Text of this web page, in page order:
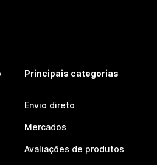
Principais categorias
Envio direto
Mercados
Avaliações de produtos